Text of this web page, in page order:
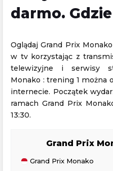
darmo.
Oglądaj Grand Prix
w tv korzystając z
telewizyjne i serwisy
Monako : trening 1 można
internecie. Początek
ramach Grand Prix
13:30.
Grand Prix
Grand Prix Monako